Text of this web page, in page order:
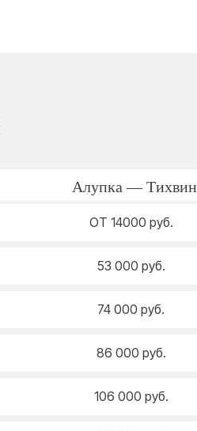
Алупка — Тихвин
ОТ 14000 руб.
53 000 руб.
74 000 руб.
86 000 руб.
106 000 руб.